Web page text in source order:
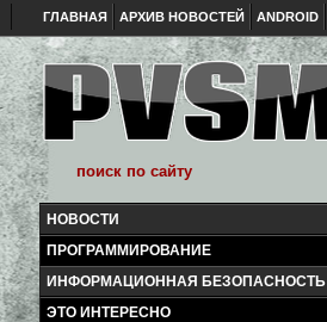
ГЛАВНАЯ АРХИВ НОВОСТЕЙ ANDROID
НОВОСТИ
ПРОГРАММИРОВАНИЕ
ИНФОРМАЦИОННАЯ БЕЗОПАСНОСТЬ
ЭТО ИНТЕРЕСНО